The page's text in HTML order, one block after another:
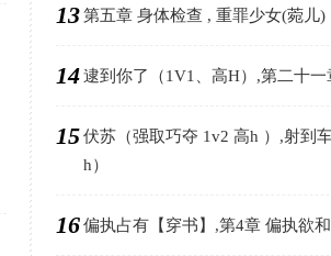
13第五章 身体检查 , 重罪少女(菀儿)
14逮到你了（1V1、高H）,第二十一
15伏苏（强取巧夺 1v2 高h ）,射到
h）
16偏执占有【穿书】,第4章 偏执欲